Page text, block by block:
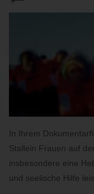
BLOG
In Ihrem
Stallein Frauen auf
insbesondere eine
und seelische Hilfe